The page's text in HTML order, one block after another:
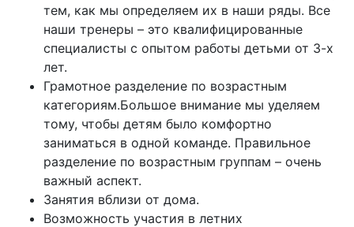
тем, как мы определяем их в наши ряды. Все
наши тренеры – это квалифицированные
специалисты с опытом работы детьми от 3-х
лет.
Грамотное разделение по возрастным
категориям.Большое внимание мы уделяем
тому, чтобы детям было комфортно
заниматься в одной команде. Правильное
разделение по возрастным группам – очень
важный аспект.
Занятия вблизи от дома.
Возможность участия в летних